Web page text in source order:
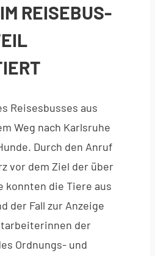
REISEBUS-
Reisesbusses aus
Weg nach Karlsruhe
Durch den Anruf
vor dem Ziel der über
konnten die Tiere aus
der Fall zur Anzeige
der
Ordnungs- und